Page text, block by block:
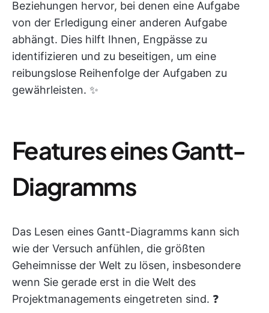
Beziehungen hervor, bei denen eine Aufgabe
von der Erledigung einer anderen Aufgabe
abhängt. Dies hilft Ihnen, Engpässe zu
identifizieren und zu beseitigen, um eine
reibungslose Reihenfolge der Aufgaben zu
gewährleisten. ✨
Features eines Gantt-
Diagramms
Das Lesen eines Gantt-Diagramms kann sich
wie der Versuch anfühlen, die größten
Geheimnisse der Welt zu lösen, insbesondere
wenn Sie gerade erst in die Welt des
Projektmanagements eingetreten sind. ❓